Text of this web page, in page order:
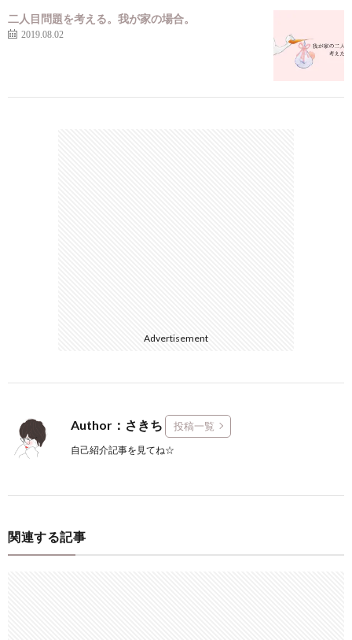
二人目問題を考える。我が家の場合。
2019.08.02
Advertisement
Author：さきち 投稿一覧
自己紹介記事を見てね☆
関連する記事